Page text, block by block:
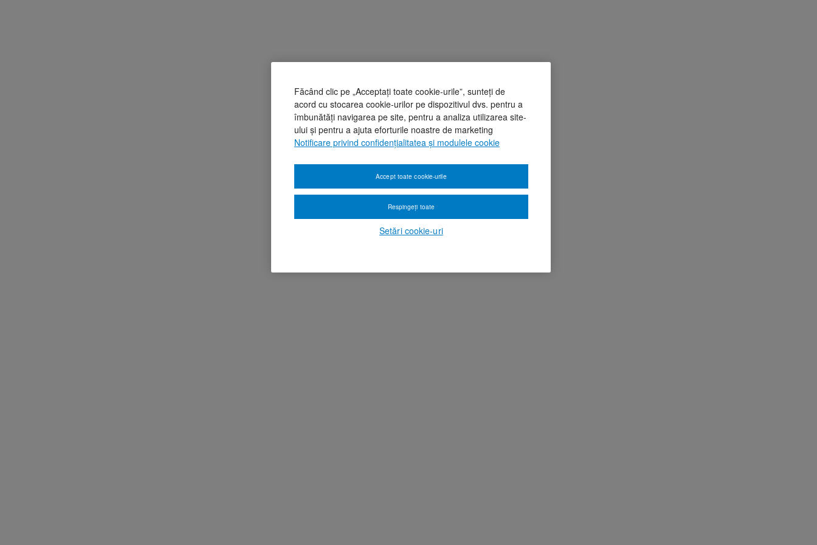
Făcând clic pe „Acceptați toate cookie-urile”, sunteți de
acord cu stocarea cookie-urilor pe dispozitivul dvs. pentru a
îmbunătăți navigarea pe site, pentru a analiza utilizarea site-
ului și pentru a ajuta eforturile noastre de marketing
Notificare privind confidențialitatea și modulele cookie
Setări cookie-uri
Respingeți toate
Accept toate cookie-urile